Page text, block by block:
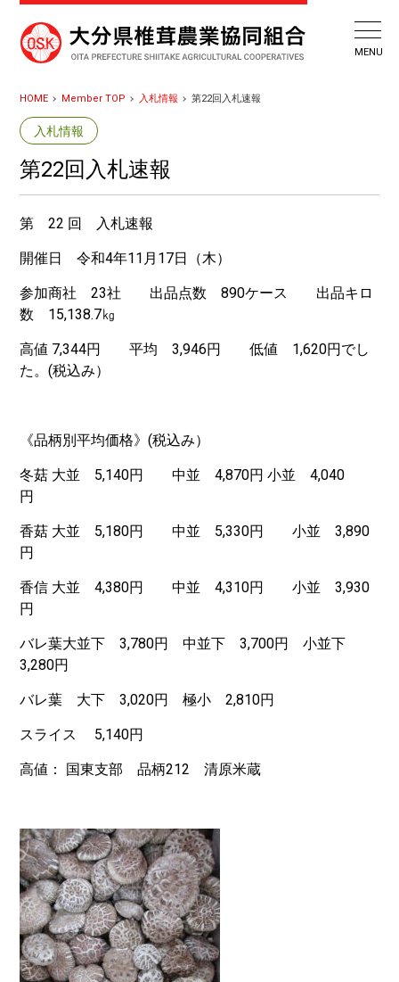
HOME Member TOP 入札情報 第22回入札速報
入札情報
第22回入札速報
第 22 回 入札速報
開催日 令和4年11月17日（木）
参加商社 23社 出品点数 890ケース 出品キロ
数 15,138.7㎏
高値 7,344円 平均 3,946円 低値 1,620円でし
た。(税込み）
《品柄別平均価格》(税込み）
冬菇 大並 5,140円 中並 4,870円 小並 4,040
円
香菇 大並 5,180円 中並 5,330円 小並 3,890
円
香信 大並 4,380円 中並 4,310円 小並 3,930
円
バレ葉大並下 3,780円 中並下 3,700円 小並下
3,280円
バレ葉 大下 3,020円 極小 2,810円
スライス 5,140円
高値： 国東支部 品柄212 清原米蔵